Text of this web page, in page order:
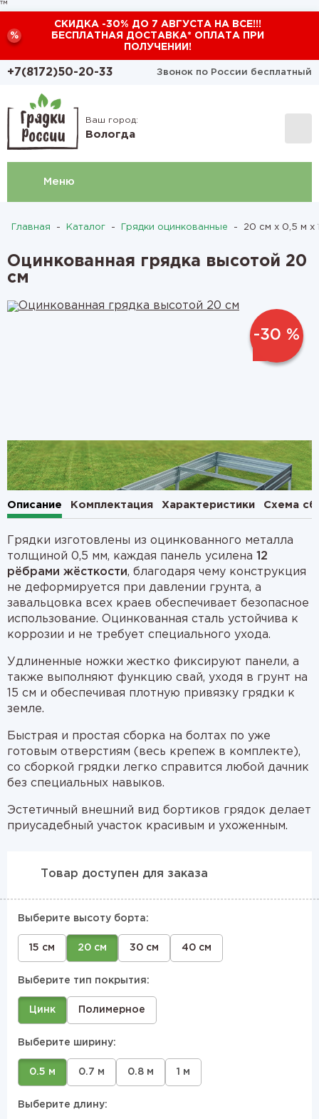
™
%
СКИДКА -30% ДО 7 АВГУСТА НА ВСЕ!!!
БЕСПЛАТНАЯ ДОСТАВКА* ОПЛАТА ПРИ
ПОЛУЧЕНИИ!
+7(8172)50-20-33 Звонок по России бесплатный
Ваш город:
Вологда
Меню
Главная - Каталог - Грядки оцинкованные - 20 см х 0,5 м х
Оцинкованная грядка высотой 20
см
-30 %
1
Описание Комплектация Характеристики Схема
Грядки изготовлены из оцинкованного металла
толщиной 0,5 мм, каждая панель усилена 12
рёбрами жёсткости, благодаря чему конструкция
не деформируется при давлении грунта, а
завальцовка всех краев обеспечивает безопасное
использование. Оцинкованная сталь устойчива к
коррозии и не требует специального ухода.
Удлиненные ножки жестко фиксируют панели, а
также выполняют функцию свай, уходя в грунт на
15 см и обеспечивая плотную привязку грядки к
земле.
Быстрая и простая сборка на болтах по уже
готовым отверстиям (весь крепеж в комплекте),
со сборкой грядки легко справится любой дачник
без специальных навыков.
Эстетичный внешний вид бортиков грядок делает
приусадебный участок красивым и ухоженным.
Товар доступен для заказа
Выберите высоту борта:
15 см 20 см 30 см 40 см
Выберите тип покрытия:
Цинк Полимерное
Выберите ширину:
0.5 м 0.7 м 0.8 м 1 м
Выберите длину: